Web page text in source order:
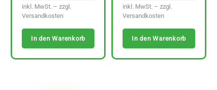
inkl. MwSt. – zzgl.
Versandkosten
In den Warenkorb
inkl. MwSt. – zzgl.
Versandkosten
In den Warenkorb